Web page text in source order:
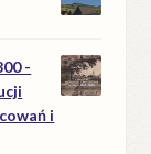
-
i